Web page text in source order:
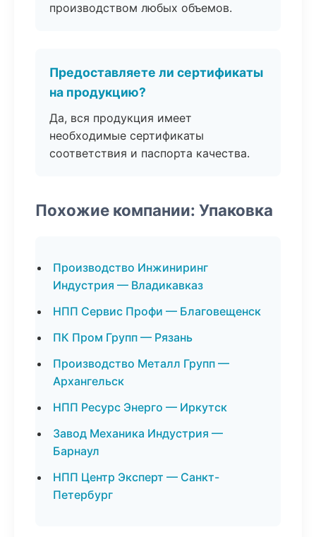
производством любых объемов.
Предоставляете ли сертификаты
на продукцию?
Да, вся продукция имеет
необходимые сертификаты
соответствия и паспорта качества.
Похожие компании: Упаковка
Производство Инжиниринг
Индустрия — Владикавказ
НПП Сервис Профи — Благовещенск
ПК Пром Групп — Рязань
Производство Металл Групп —
Архангельск
НПП Ресурс Энерго — Иркутск
Завод Механика Индустрия —
Барнаул
НПП Центр Эксперт — Санкт-
Петербург